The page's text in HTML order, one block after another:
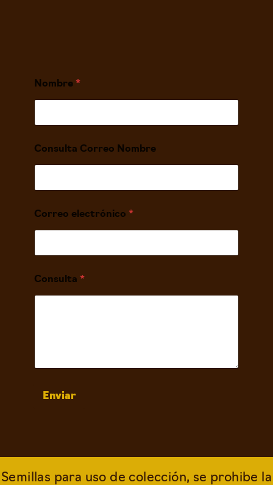
Nombre *
Consulta Correo Nombre
Correo electrónico *
Consulta *
Enviar
Semillas para uso de colección, se prohibe la